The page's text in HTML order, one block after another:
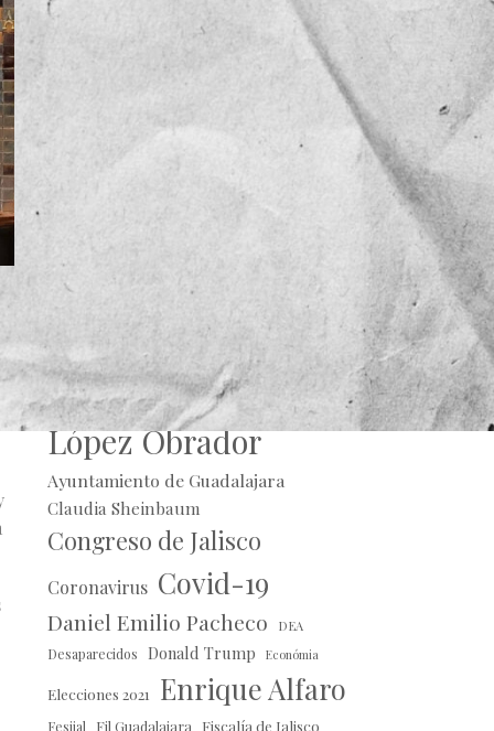
Alberto Uribe
Andrés Manuel
López Obrador
Ayuntamiento de Guadalajara
Claudia Sheinbaum
Congreso de Jalisco
Coronavirus Covid-19
Daniel Emilio Pacheco DEA
Desaparecidos Donald Trump Económia
Elecciones 2021 Enrique Alfaro
Fesijal Fil Guadalajara Fiscalía de Jalisco